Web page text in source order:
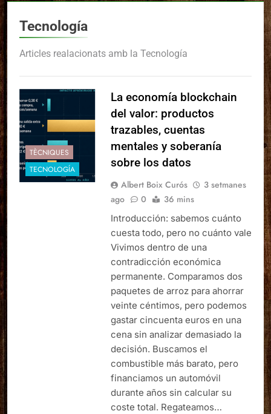
Tecnología
Articles realacionats amb la Tecnología
TÈCNIQUES
TECNOLOGÍA
La economía blockchain
del valor: productos
trazables, cuentas
mentales y soberanía
sobre los datos
Albert Boix Curós
3 setmanes
ago
0 36 mins
Introducción: sabemos cuánto
cuesta todo, pero no cuánto vale
Vivimos dentro de una
contradicción económica
permanente. Comparamos dos
paquetes de arroz para ahorrar
veinte céntimos, pero podemos
gastar cincuenta euros en una
cena sin analizar demasiado la
decisión. Buscamos el
combustible más barato, pero
financiamos un automóvil
durante años sin calcular su
coste total. Regateamos…